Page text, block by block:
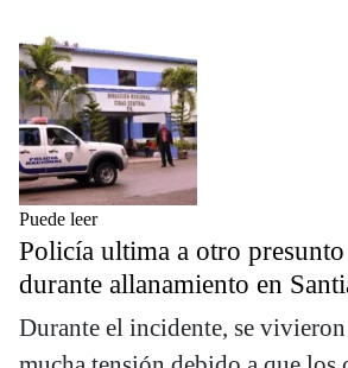
Puede leer
Policía ultima a otro
durante allanamiento en
Durante el incidente, se